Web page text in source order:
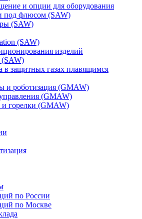
и опции для оборудования
под флюсом (SAW)
(SAW)
(SAW)
изделий
(SAW)
в защитных газах плавящимся
и роботизация (GMAW)
(GMAW)
горелки (GMAW)
по России
по Москве